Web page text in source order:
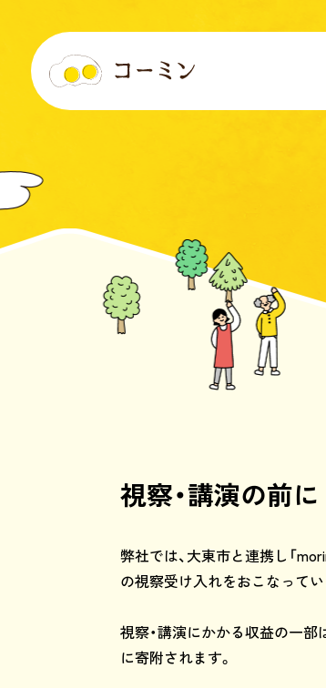
視察・講演の前に
弊社では、大東市と連携し「
の視察受け入れをおこなってい
視察・講演にかかる収益の一
に寄附されます。